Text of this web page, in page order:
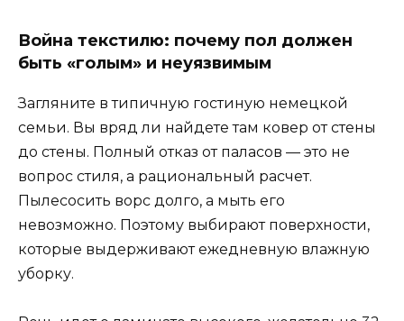
Война текстилю: почему пол должен
быть «голым» и неуязвимым
Загляните в типичную гостиную немецкой
семьи. Вы вряд ли найдете там ковер от стены
до стены. Полный отказ от паласов — это не
вопрос стиля, а рациональный расчет.
Пылесосить ворс долго, а мыть его
невозможно. Поэтому выбирают поверхности,
которые выдерживают ежедневную влажную
уборку.